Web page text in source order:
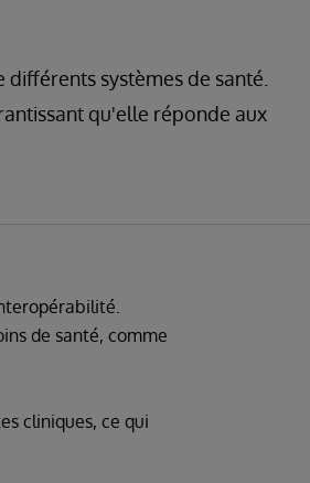
systèmes de santé.
qu'elle réponde aux
de santé, comme
cliniques, ce qui